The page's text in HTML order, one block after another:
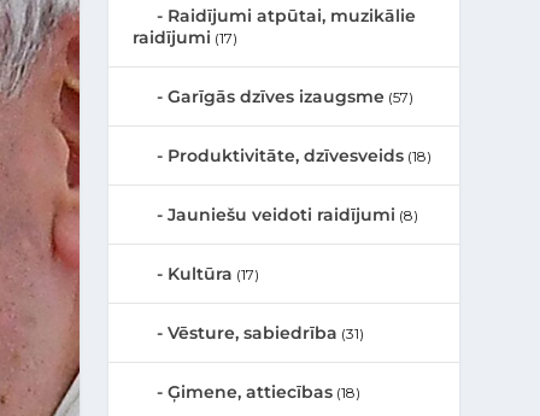
Raidījumi atpūtai, muzikālie
raidījumi (17)
Garīgās dzīves izaugsme (57)
Produktivitāte, dzīvesveids (18)
Jauniešu veidoti raidījumi (8)
Kultūra (17)
Vēsture, sabiedrība (31)
Ģimene, attiecības (18)